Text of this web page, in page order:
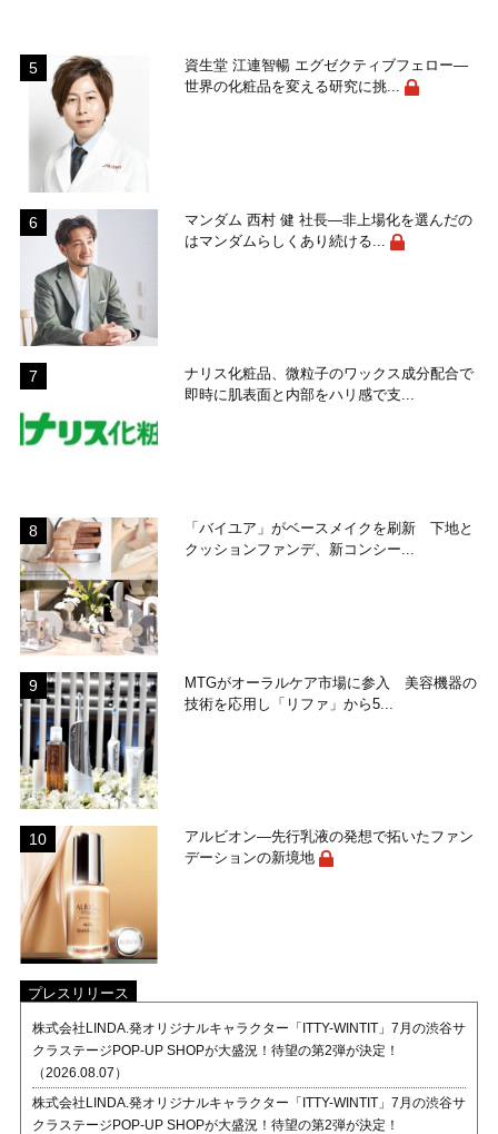
資生堂 江連智暢 エグゼクティブフェロー―
世界の化粧品を変える研究に挑...
マンダム 西村 健 社長―非上場化を選んだの
はマンダムらしくあり続ける...
ナリス化粧品、微粒子のワックス成分配合で
即時に肌表面と内部をハリ感で支...
「バイユア」がベースメイクを刷新 下地と
クッションファンデ、新コンシー...
MTGがオーラルケア市場に参入 美容機器の
技術を応用し「リファ」から5...
アルビオン―先行乳液の発想で拓いたファン
デーションの新境地
プレスリリース
株式会社LINDA.発オリジナルキャラクター「ITTY-WINTIT」7月の渋谷サ
クラステージPOP-UP SHOPが大盛況！待望の第2弾が決定！
（2026.08.07）
株式会社LINDA.発オリジナルキャラクター「ITTY-WINTIT」7月の渋谷サ
クラステージPOP-UP SHOPが大盛況！待望の第2弾が決定！